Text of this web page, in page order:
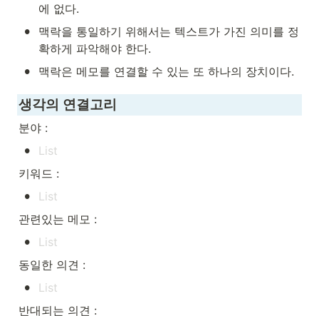
에 없다.
•
맥락을 통일하기 위해서는 텍스트가 가진 의미를 정
확하게 파악해야 한다.
• 맥락은 메모를 연결할 수 있는 또 하나의 장치이다.
생각의 연결고리
분야 :
•
키워드 :
•
관련있는 메모 :
•
동일한 의견 :
•
반대되는 의견 :